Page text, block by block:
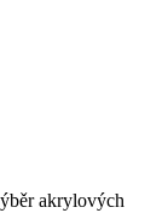
akrylových